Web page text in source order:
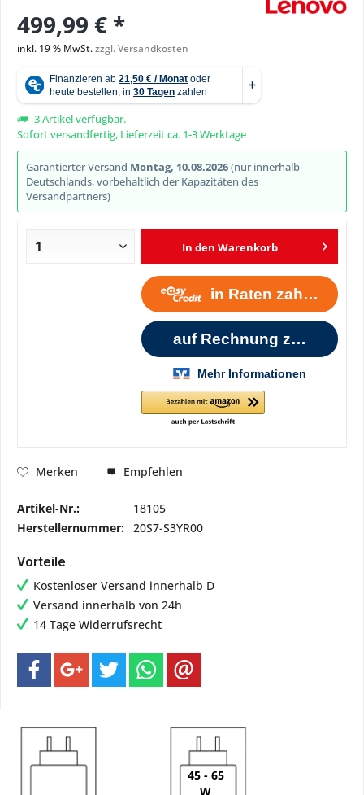
499,99 € *
inkl. 19 % MwSt.zzgl. Versandkosten
3 Artikel verfügbar.
Sofort versandfertig, Lieferzeit ca. 1-3 Werktage
Garantierter Versand Montag, 10.08.2026(nur innerhalb
Deutschlands, vorbehaltlich der Kapazitäten des
Versandpartners)
In den Warenkorb
Merken Empfehlen
Artikel-Nr.:
18105
Herstellernummer:
20S7-S3YR00
Vorteile
Kostenloser Versand innerhalb D
Versand innerhalb von 24h
14 Tage Widerrufsrecht
45 - 65
W